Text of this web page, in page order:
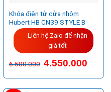
Khóa điện tử cửa nhôm
Hubert HB CN39 STYLE B
Liên hệ Zalo để nhận
giá tốt
6.500.000 4.550.000